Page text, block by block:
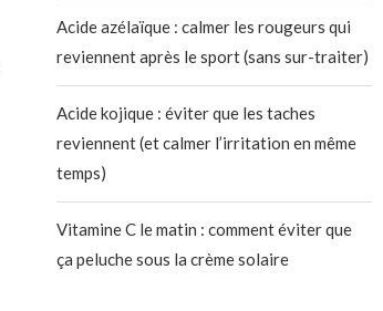
Acide azélaïque : calmer les rougeurs qui
reviennent après le sport (sans sur-traiter)
Acide kojique : éviter que les taches
reviennent (et calmer l’irritation en même
temps)
Vitamine C le matin : comment éviter que
ça peluche sous la crème solaire